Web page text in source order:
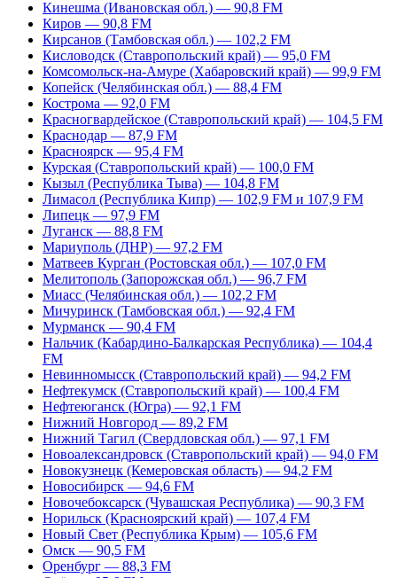
Кинешма (Ивановская обл.) — 90,8 FM
Киров — 90,8 FM
Кирсанов (Тамбовская обл.) — 102,2 FM
Кисловодск (Ставропольский край) — 95,0 FM
Комсомольск-на-Амуре (Хабаровский край) — 99,9 FM
Копейск (Челябинская обл.) — 88,4 FM
Кострома — 92,0 FM
Красногвардейское (Ставропольский край) — 104,5 FM
Краснодар — 87,9 FM
Красноярск — 95,4 FM
Курская (Ставропольский край) — 100,0 FM
Кызыл (Республика Тыва) — 104,8 FM
Лимасол (Республика Кипр) — 102,9 FM и 107,9 FM
Липецк — 97,9 FM
Луганск — 88,8 FM
Мариуполь (ДНР) — 97,2 FM
Матвеев Курган (Ростовская обл.) — 107,0 FM
Мелитополь (Запорожская обл.) — 96,7 FM
Миасс (Челябинская обл.) — 102,2 FM
Мичуринск (Тамбовская обл.) — 92,4 FM
Мурманск — 90,4 FM
Нальчик (Кабардино-Балкарская Республика) — 104,4
FM
Невинномысск (Ставропольский край) — 94,2 FM
Нефтекумск (Ставропольский край) — 100,4 FM
Нефтеюганск (Югра) — 92,1 FM
Нижний Новгород — 89,2 FM
Нижний Тагил (Свердловская обл.) — 97,1 FM
Новоалександровск (Ставропольский край) — 94,0 FM
Новокузнецк (Кемеровская область) — 94,2 FM
Новосибирск — 94,6 FM
Новочебоксарск (Чувашская Республика) — 90,3 FM
Норильск (Красноярский край) — 107,4 FM
Новый Свет (Республика Крым) — 105,6 FM
Омск — 90,5 FM
Оренбург — 88,3 FM